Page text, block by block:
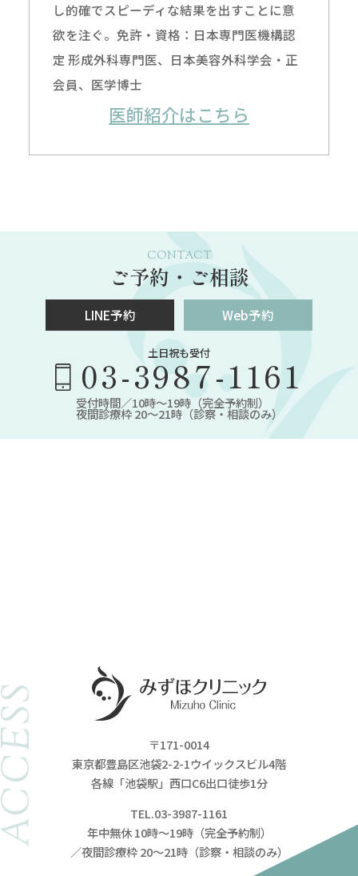
し的確でスピーディな結果を出すことに意
欲を注ぐ。免許・資格：日本専門医機構認
定 形成外科専門医、日本美容外科学会・正
会員、医学博士
医師紹介はこちら
CONTACT
ご予約・ご相談
LINE予約 Web予約
土日祝も受付
03-3987-1161
受付時間／10時～19時（完全予約制）
夜間診療枠 20～21時（診察・相談のみ）
〒171-0014
東京都豊島区池袋2-2-1ウイックスビル4階
各線「池袋駅」西口C6出口徒歩1分
TEL.03-3987-1161
年中無休 10時～19時（完全予約制）
／夜間診療枠 20～21時（診察・相談のみ）